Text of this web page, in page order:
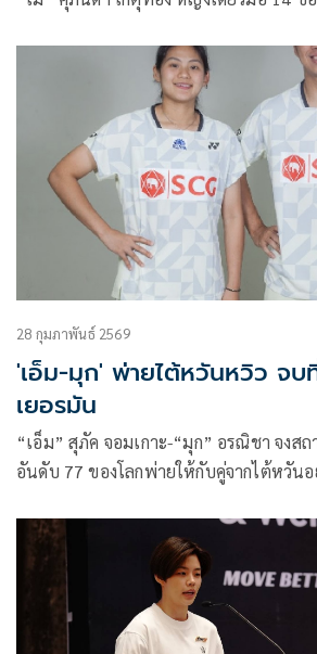
28 กุมภาพันธ์ 2569
'เอ็ม-มุก' พ่ายไต้หวันหวิว จ
เยอรมัน
“เอ็ม” สุภัค จอมเกาะ-“มุก” อรณิชา จงส
อันดับ 77 ของโลกพ่ายให้กับคู่จากไต้หวัน